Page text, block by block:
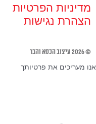
מדיניות הפרטיות
הצהרת נגישות
© 2026 עיצוב הכסא והבר
אנו מעריכים את פרטיותך